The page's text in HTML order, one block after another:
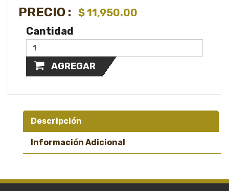
PRECIO : $ 11,950.00
Cantidad
AGREGAR
Descripción
Información Adicional